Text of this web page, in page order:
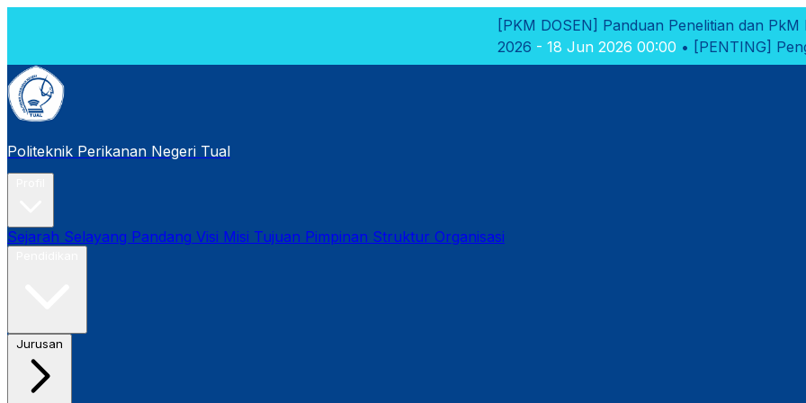
Panduan Penelitian dan PkM Polikant 2026-
- 18 Jun 2026 00:00 • [PENTING]Pengumuman Hasil
Politeknik Perikanan Negeri Tual
Sejarah Selayang Pandang Visi Misi Tujuan Pimpinan Struktur Organisasi
Jurusan